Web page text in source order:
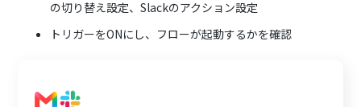
の切り替え設定、Slackのアクション設定
トリガーをONにし、フローが起動するかを確認